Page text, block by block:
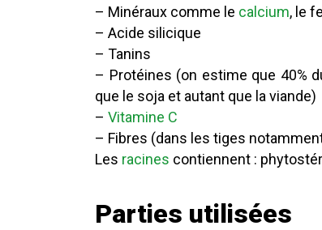
– Minéraux comme le calcium, le
– Acide silicique
– Tanins
– Protéines (on estime que 40%
que le soja et autant que la viande)
– Vitamine C
– Fibres (dans les tiges
Les racines contiennent :
Parties utilisées